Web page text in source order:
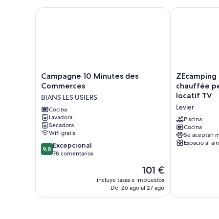
Campagne
10
des
Commerces
BIANS
LES
USIERS
Campagne 10 Minutes des
Commerces
BIANS LES USIERS
Cocina
Lavadora
Secadora
Wifi gratis
9.8
sobre
9,8 Excepcional
78 comentarios
El
precio
actual
101 €
incluye tasas e impuestos
Del 26 ago al 27 ago
Campagne 10 Minutes des Commerces
ZEcamping
3
étoiles
piscine
chauffée
pet
friendly
hammam
locatif
chauffée
locatif TV
Levier
Piscina
Cocina
Se aceptan
Espacio al
ZEcamping